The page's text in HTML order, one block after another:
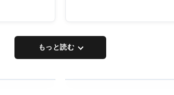
もっと読む